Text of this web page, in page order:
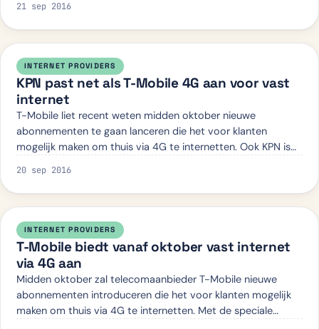
21 sep 2016
INTERNET PROVIDERS
KPN past net als T-Mobile 4G aan voor vast
internet
T-Mobile liet recent weten midden oktober nieuwe
abonnementen te gaan lanceren die het voor klanten
mogelijk maken om thuis via 4G te internetten. Ook KPN is
20 sep 2016
INTERNET PROVIDERS
T-Mobile biedt vanaf oktober vast internet
via 4G aan
Midden oktober zal telecomaanbieder T-Mobile nieuwe
abonnementen introduceren die het voor klanten mogelijk
maken om thuis via 4G te internetten. Met de speciale